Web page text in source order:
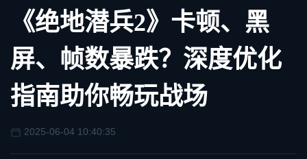
《绝地潜兵2》卡顿、黑
屏、帧数暴跌？深度优化
指南助你畅玩战场
2025-06-04 10:40:35